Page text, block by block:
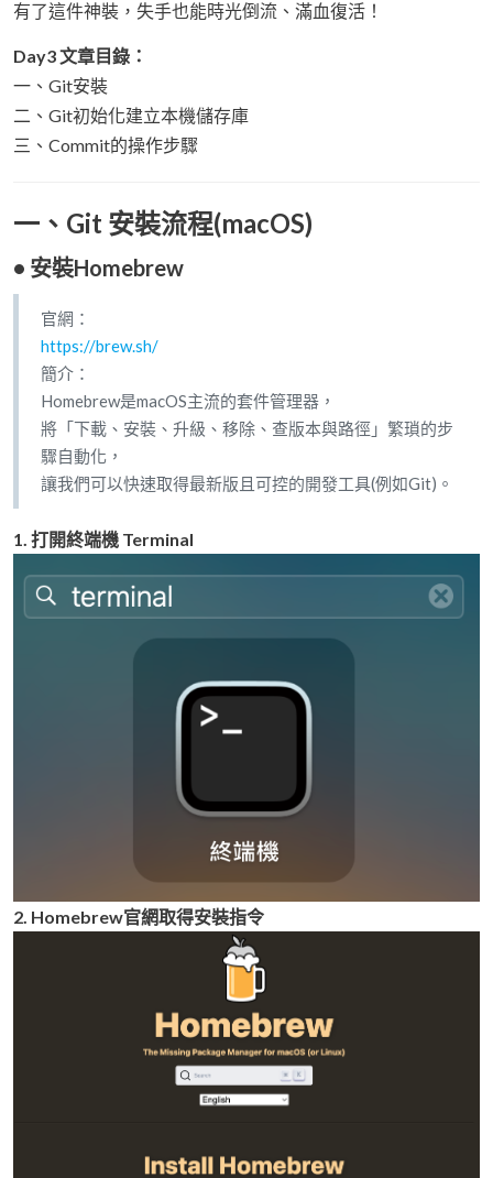
有了這件神裝，失手也能時光倒流、滿血復活！
Day3 文章目錄：
一、Git安裝
二、Git初始化建立本機儲存庫
三、Commit的操作步驟
一、Git 安裝流程(macOS)
• 安裝Homebrew
官網：
https://brew.sh/
簡介：
Homebrew是macOS主流的套件管理器，
將「下載、安裝、升級、移除、查版本與路徑」繁瑣的步
驟自動化，
讓我們可以快速取得最新版且可控的開發工具(例如Git)。
1. 打開終端機 Terminal
2. Homebrew官網取得安裝指令